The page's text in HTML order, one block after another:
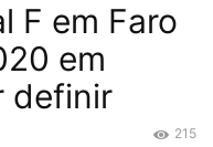
F em Faro
em
definir
215